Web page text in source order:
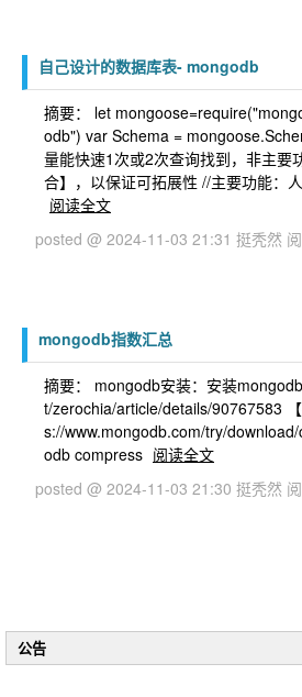
自己设计的数据库表- mongodb
摘要： let
odb") var Schema =
量能快速1次或2次查询找到，非主要
合】，以保证可拓展性 //主要功能：
阅读全文
posted @ 2024-11-03 21:31 挺秃然
mongodb指数汇总
摘要： mongodb安装：安装
t/zerochia/article/details/90767583
s://www.mongodb.com/try/
odb compress 阅读全文
posted @ 2024-11-03 21:30 挺秃然
公告